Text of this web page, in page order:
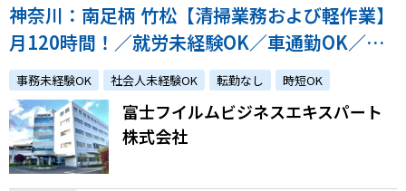
神奈川：南足柄 竹松【清掃業務および軽作業】
月120時間！／就労未経験OK／車通勤OK／安
心のサポート体制！／駅から無料シャトルバス
あり／昇給・賞与あり／雇用実績多数！
事務未経験OK 社会人未経験OK 転勤なし 時短OK
富士フイルムビジネスエキスパート
株式会社